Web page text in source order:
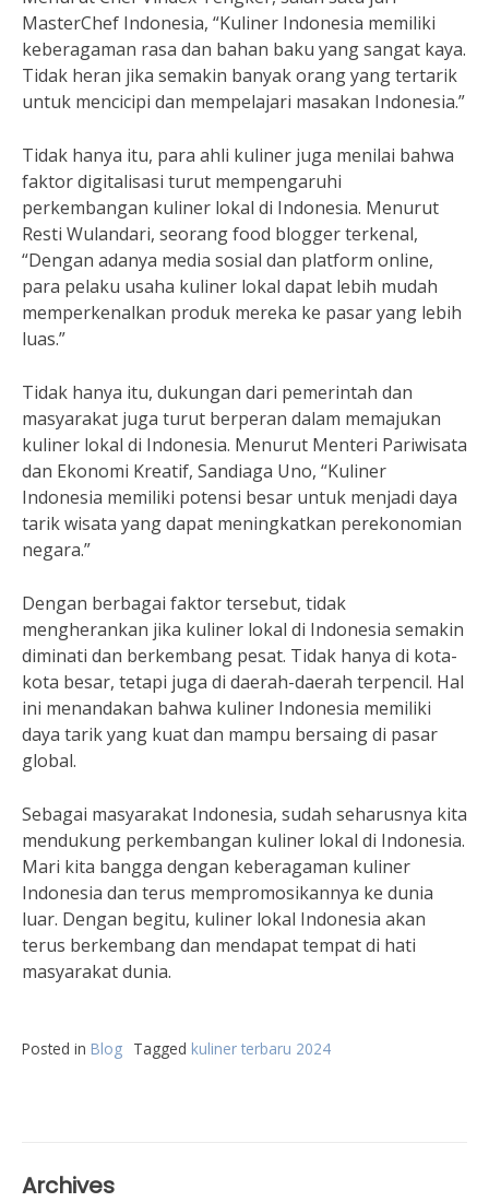
MasterChef Indonesia, “Kuliner Indonesia memiliki
keberagaman rasa dan bahan baku yang sangat kaya.
Tidak heran jika semakin banyak orang yang tertarik
untuk mencicipi dan mempelajari masakan Indonesia.”
Tidak hanya itu, para ahli kuliner juga menilai bahwa
faktor digitalisasi turut mempengaruhi
perkembangan kuliner lokal di Indonesia. Menurut
Resti Wulandari, seorang food blogger terkenal,
“Dengan adanya media sosial dan platform online,
para pelaku usaha kuliner lokal dapat lebih mudah
memperkenalkan produk mereka ke pasar yang lebih
luas.”
Tidak hanya itu, dukungan dari pemerintah dan
masyarakat juga turut berperan dalam memajukan
kuliner lokal di Indonesia. Menurut Menteri Pariwisata
dan Ekonomi Kreatif, Sandiaga Uno, “Kuliner
Indonesia memiliki potensi besar untuk menjadi daya
tarik wisata yang dapat meningkatkan perekonomian
negara.”
Dengan berbagai faktor tersebut, tidak
mengherankan jika kuliner lokal di Indonesia semakin
diminati dan berkembang pesat. Tidak hanya di kota-
kota besar, tetapi juga di daerah-daerah terpencil. Hal
ini menandakan bahwa kuliner Indonesia memiliki
daya tarik yang kuat dan mampu bersaing di pasar
global.
Sebagai masyarakat Indonesia, sudah seharusnya kita
mendukung perkembangan kuliner lokal di Indonesia.
Mari kita bangga dengan keberagaman kuliner
Indonesia dan terus mempromosikannya ke dunia
luar. Dengan begitu, kuliner lokal Indonesia akan
terus berkembang dan mendapat tempat di hati
masyarakat dunia.
Posted in Blog Tagged kuliner terbaru 2024
Archives